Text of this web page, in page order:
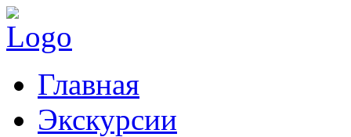
Главная
Экскурсии